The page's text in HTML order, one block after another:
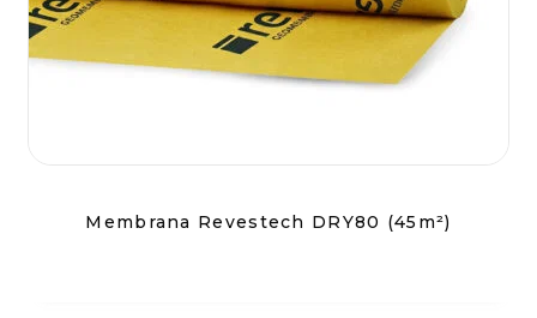
Membrana Revestech DRY80 (45m²)